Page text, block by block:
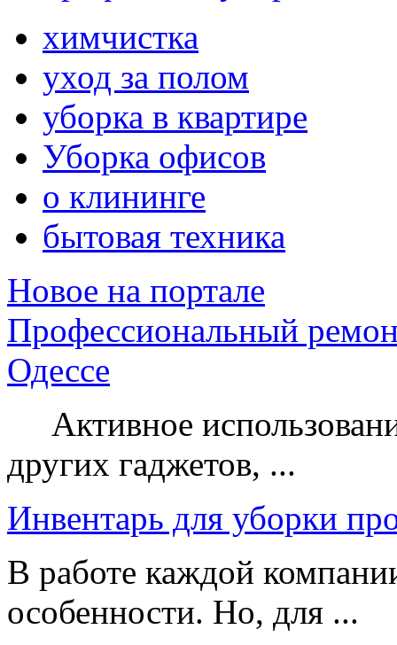
химчистка
уход за полом
уборка в квартире
Уборка офисов
о клининге
бытовая техника
Новое на портале
Профессиональный
Одессе
Активное
других гаджетов, ...
Инвентарь для уборки
В работе каждой
особенности. Но, для ...